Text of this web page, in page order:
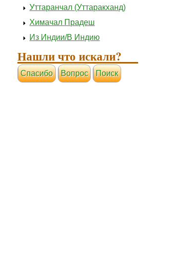
Уттаранчал (Уттаракханд)
Химачал Прадеш
Из Индии/В Индию
Нашли что искали?
Cпасибо Вопрос Поиск